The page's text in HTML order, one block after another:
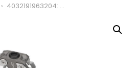
4032191963204: pedały xlc pd-s15